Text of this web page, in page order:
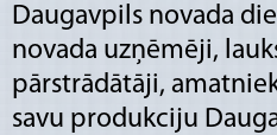
Daugavpils novada
novada uzņēmēji,
pārstrādātāji,
savu produkciju